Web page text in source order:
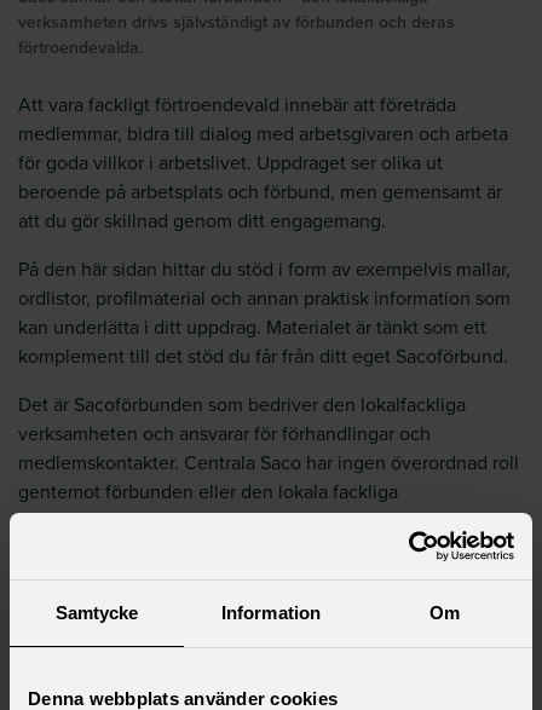
Samtycke Information Om
Denna webbplats använder cookies
verksamheten drivs självständigt av förbunden och deras
förtroendevalda.
Att vara fackligt förtroendevald innebär att företräda
medlemmar, bidra till dialog med arbetsgivaren och arbeta
för goda villkor i arbetslivet. Uppdraget ser olika ut
beroende på arbetsplats och förbund, men gemensamt är
att du gör skillnad genom ditt engagemang.
På den här sidan hittar du stöd i form av exempelvis mallar,
ordlistor, profilmaterial och annan praktisk information som
kan underlätta i ditt uppdrag. Materialet är tänkt som ett
komplement till det stöd du får från ditt eget Sacoförbund.
Det är Sacoförbunden som bedriver den lokalfackliga
verksamheten och ansvarar för förhandlingar och
medlemskontakter. Centrala Saco har ingen överordnad roll
gentemot förbunden eller den lokala fackliga
verksamheten, utan fungerar som en samlande organisation
Lokala akademikerföreningar